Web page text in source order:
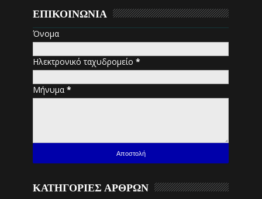
ΕΠΙΚΟΙΝΩΝΙΑ
Όνομα
Ηλεκτρονικό ταχυδρομείο*
Μήνυμα*
ΚΑΤΗΓΟΡΙΕΣ ΑΡΘΡΩΝ